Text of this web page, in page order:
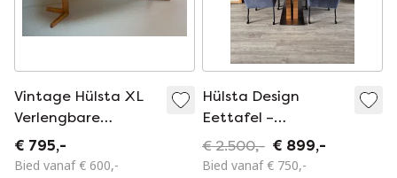
Vintage Hülsta XL
Verlengbare
Eettafel in
Kersenhout – 150-
€ 795,-
Bied vanaf € 600,-
Hülsta Design
Eettafel –
Gesatineerd Glas,
Walnoothout & RVS
€ 2.500,- € 899,-
Bied vanaf € 750,-